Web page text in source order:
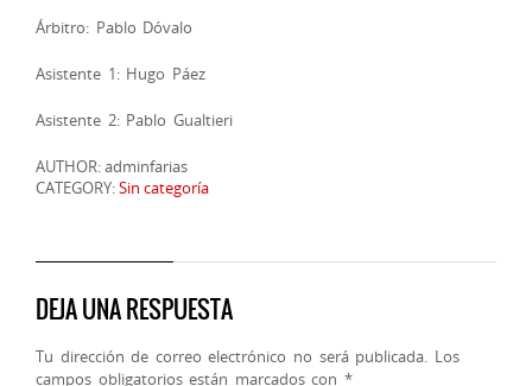
Árbitro: Pablo Dóvalo
Asistente 1: Hugo Páez
Asistente 2: Pablo Gualtieri
AUTHOR: adminfarias
CATEGORY:Sin categoría
DEJA UNA RESPUESTA
Tu dirección de correo electrónico no será publicada. Los
campos obligatorios están marcados con *